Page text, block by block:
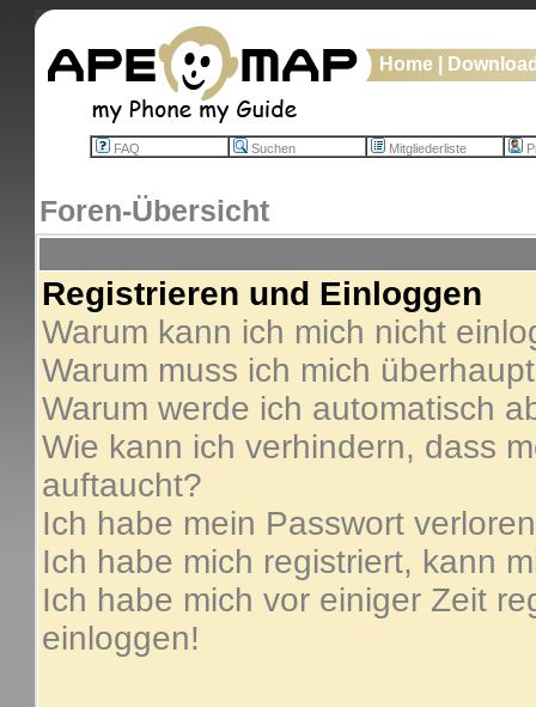
Home
FAQ Suchen Mitgliederliste
Foren-Übersicht
Registrieren und Einloggen
Warum kann ich mich nicht
Warum muss ich mich
Warum werde ich automatisch
Wie kann ich verhindern, dass
auftaucht?
Ich habe mein Passwort
Ich habe mich registriert, kann
Ich habe mich vor einiger Zeit
einloggen!